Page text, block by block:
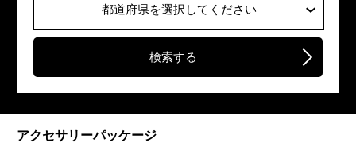
都道府県を選択してください
検索する
アクセサリーパッケージ